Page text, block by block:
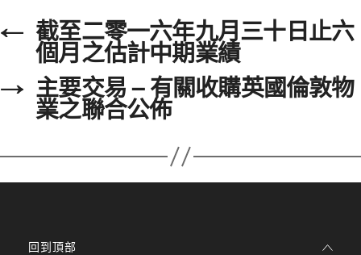
← 截至二零一六年九月三十日止六
個月之估計中期業績
→ 主要交易 – 有關收購英國倫敦物
業之聯合公佈
回到頂部